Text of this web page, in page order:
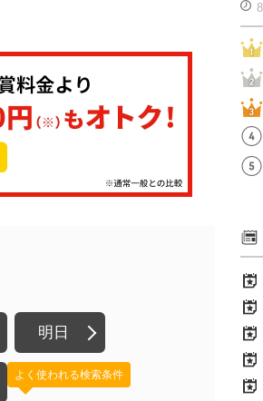
明日
よく使われる検索条件